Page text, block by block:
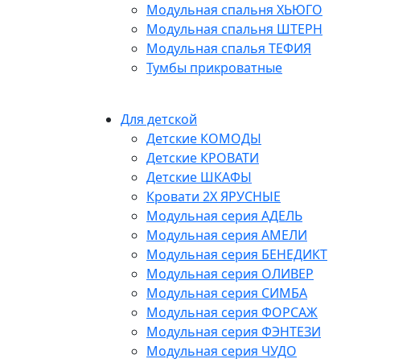
Модульная спальня ХЬЮГО
Модульная спальня ШТЕРН
Модульная спалья ТЕФИЯ
Тумбы прикроватные
Для детской
Детские КОМОДЫ
Детские КРОВАТИ
Детские ШКАФЫ
Кровати 2Х ЯРУСНЫЕ
Модульная серия АДЕЛЬ
Модульная серия АМЕЛИ
Модульная серия БЕНЕДИКТ
Модульная серия ОЛИВЕР
Модульная серия СИМБА
Модульная серия ФОРСАЖ
Модульная серия ФЭНТЕЗИ
Модульная серия ЧУДО